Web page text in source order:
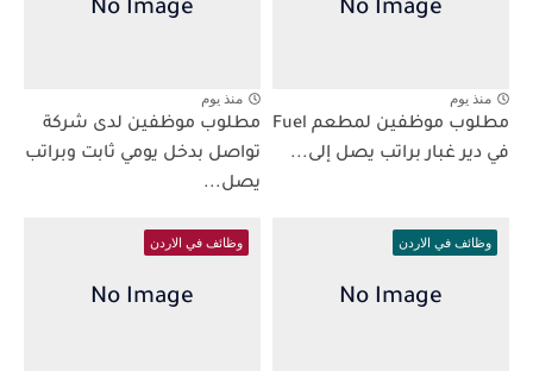
منذ يوم
مطلوب موظفين لمطعم Fuel
في دير غبار براتب يصل إلى...
منذ يوم
مطلوب موظفين لدى شركة
تواصل بدخل يومي ثابت وبراتب
يصل...
وظائف في الاردن وظائف في الاردن